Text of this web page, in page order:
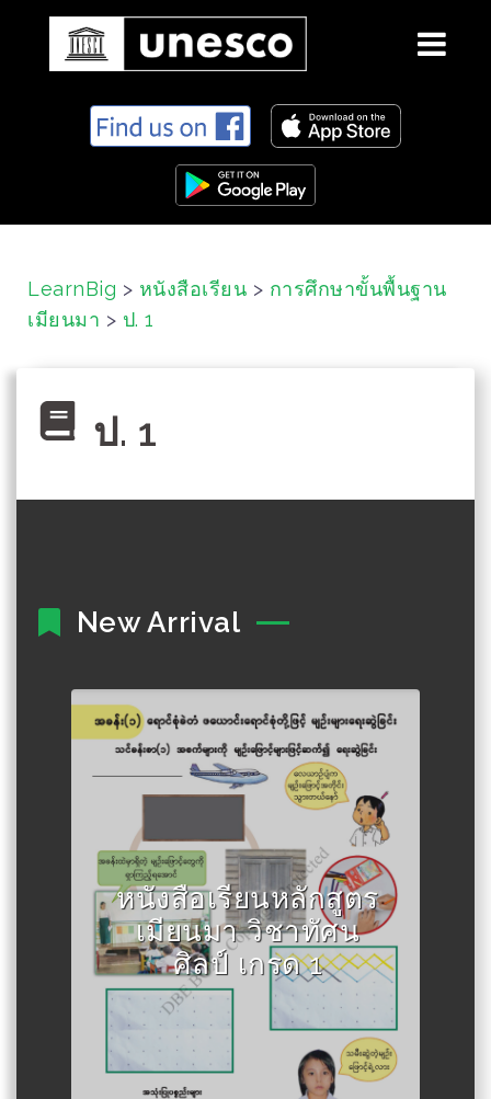
e
LearnBig > หนังสือเรียน > การศึกษาขั้นพื้นฐาน
เมียนมา > ป. 1
ป. 1
New Arrival
หนังสือเรียนหลักสูตร
เมียนมา วิชาทัศน
ศิลป์ เกรด 1
Author :กระทรวงศึกษาธิการเมีย
นมา